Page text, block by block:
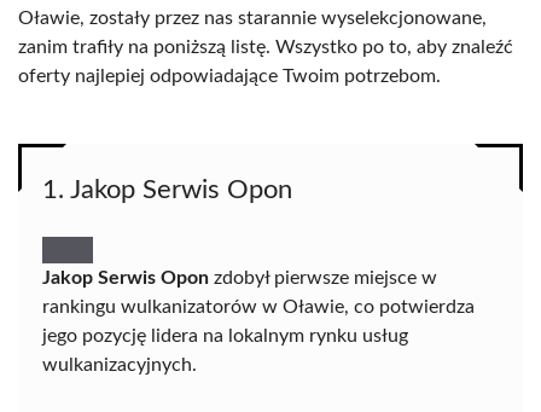
Oławie, zostały przez nas starannie wyselekcjonowane,
zanim trafiły na poniższą listę. Wszystko po to, aby znaleźć
oferty najlepiej odpowiadające Twoim potrzebom.
1. Jakop Serwis Opon
Jakop Serwis Opon zdobył pierwsze miejsce w
rankingu wulkanizatorów w Oławie, co potwierdza
jego pozycję lidera na lokalnym rynku usług
wulkanizacyjnych.